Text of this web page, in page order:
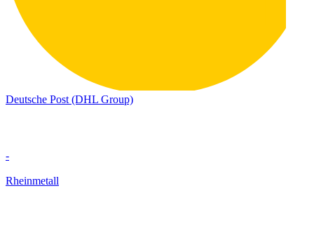
Deutsche Post (DHL Group)
-
Rheinmetall